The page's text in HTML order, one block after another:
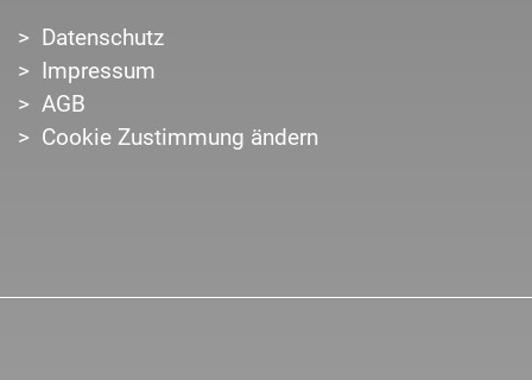
Datenschutz
Impressum
AGB
Cookie Zustimmung ändern